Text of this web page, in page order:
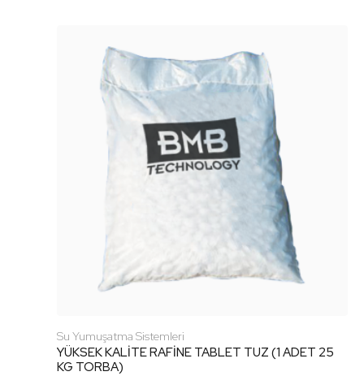
Su Yumuşatma Sistemleri
YÜKSEK KALİTE RAFİNE TABLET TUZ (1 ADET 25
KG TORBA)